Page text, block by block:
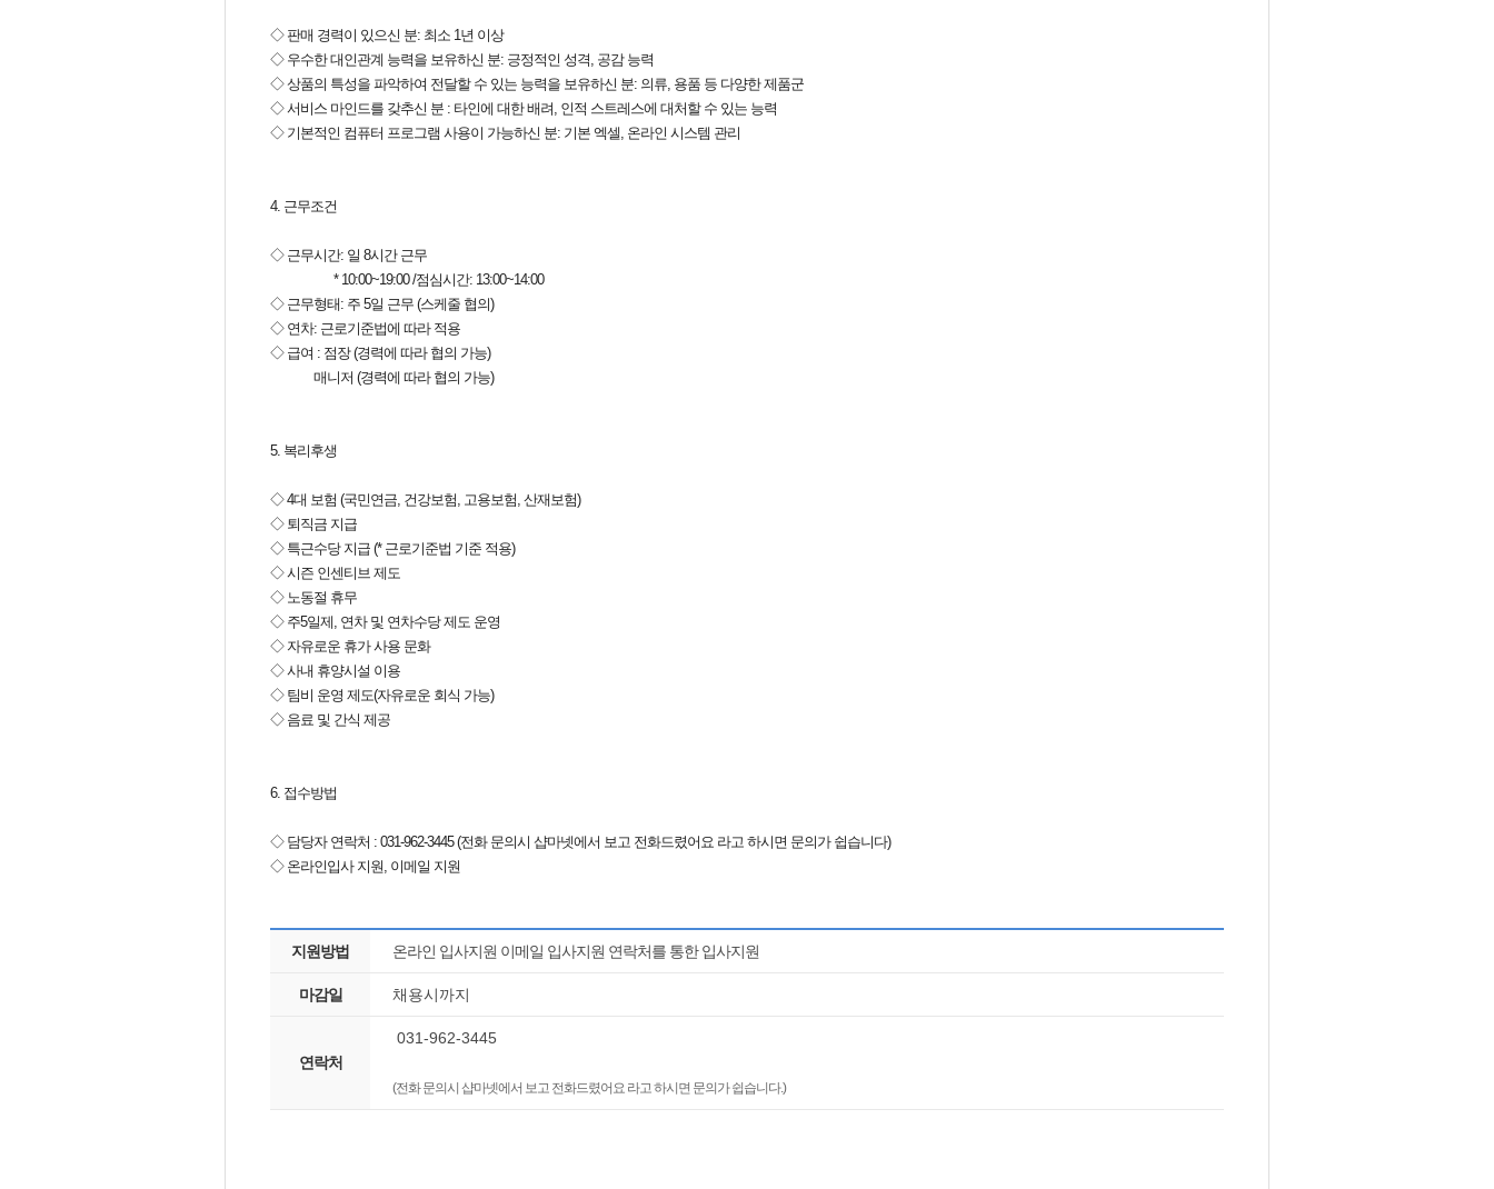
◇ 판매 경력이 있으신 분: 최소 1년 이상
◇ 우수한 대인관계 능력을 보유하신 분: 긍정적인 성격, 공감 능력
◇ 상품의 특성을 파악하여 전달할 수 있는 능력을 보유하신 분: 의류, 용품 등 다양한 제품군
◇ 서비스 마인드를 갖추신 분 : 타인에 대한 배려, 인적 스트레스에 대처할 수 있는 능력
◇ 기본적인 컴퓨터 프로그램 사용이 가능하신 분: 기본 엑셀, 온라인 시스템 관리
4. 근무조건
◇ 근무시간: 일 8시간 근무
* 10:00~19:00 /점심시간: 13:00~14:00
◇ 근무형태: 주 5일 근무 (스케줄 협의)
◇ 연차: 근로기준법에 따라 적용
◇ 급여 : 점장 (경력에 따라 협의 가능)
매니저 (경력에 따라 협의 가능)
5. 복리후생
◇ 4대 보험 (국민연금, 건강보험, 고용보험, 산재보험)
◇ 퇴직금 지급
◇ 특근수당 지급 (* 근로기준법 기준 적용)
◇ 시즌 인센티브 제도
◇ 노동절 휴무
◇ 주5일제, 연차 및 연차수당 제도 운영
◇ 자유로운 휴가 사용 문화
◇ 사내 휴양시설 이용
◇ 팀비 운영 제도(자유로운 회식 가능)
◇ 음료 및 간식 제공
6. 접수방법
◇ 담당자 연락처 : 031-962-3445 (전화 문의시 샵마넷에서 보고 전화드렸어요 라고 하시면 문의가 쉽습니다)
◇ 온라인입사 지원, 이메일 지원
지원방법 온라인 입사지원 이메일 입사지원 연락처를 통한 입사지원
마감일 채용시까지
연락처
031-962-3445
(전화 문의시 샵마넷에서 보고 전화드렸어요 라고 하시면 문의가 쉽습니다.)